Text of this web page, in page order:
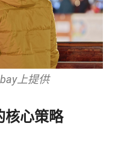
上提供
核心策略